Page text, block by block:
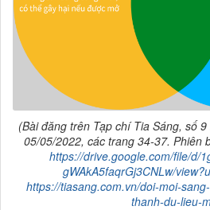
(Bài đăng trên Tạp chí Tia Sáng, số9
05/05/2022, các trang 34-37. Phiên
https://drive.google.com/file/d/
gWAkA5faqrGj3CNLw/
https://tiasang.com.vn/doi-moi-
thanh-du-lieu-